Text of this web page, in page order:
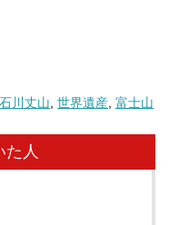
石川丈山 世界遺産 富士山
た人